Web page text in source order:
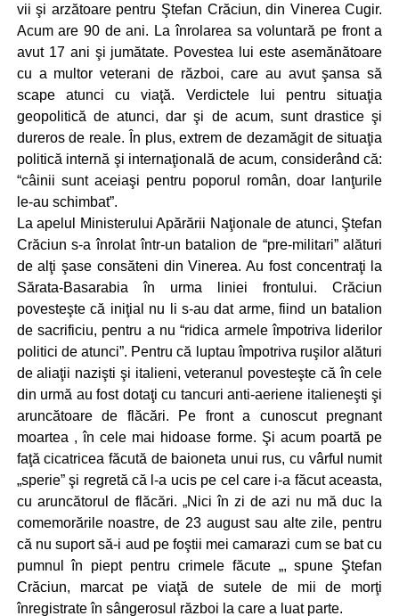
vii şi arzătoare pentru Ştefan Crăciun, din Vinerea Cugir.
Acum are 90 de ani. La înrolarea sa voluntară pe front a
avut 17 ani şi jumătate. Povestea lui este asemănătoare
cu a multor veterani de război, care au avut şansa să
scape atunci cu viaţă. Verdictele lui pentru situaţia
geopolitică de atunci, dar şi de acum, sunt drastice şi
dureros de reale. În plus, extrem de dezamăgit de situaţia
politică internă şi internaţională de acum, considerând că:
“câinii sunt aceiaşi pentru poporul român, doar lanţurile
le-au schimbat”.
La apelul Ministerului Apărării Naţionale de atunci, Ştefan
Crăciun s-a înrolat într-un batalion de “pre-militari” alături
de alţi şase consăteni din Vinerea. Au fost concentraţi la
Sărata-Basarabia în urma liniei frontului. Crăciun
povesteşte că iniţial nu li s-au dat arme, fiind un batalion
de sacrificiu, pentru a nu “ridica armele împotriva liderilor
politici de atunci”. Pentru că luptau împotriva ruşilor alături
de aliaţii nazişti şi italieni, veteranul povesteşte că în cele
din urmă au fost dotaţi cu tancuri anti-aeriene italieneşti şi
aruncătoare de flăcări. Pe front a cunoscut pregnant
moartea , în cele mai hidoase forme. Şi acum poartă pe
faţă cicatricea făcută de baioneta unui rus, cu vârful numit
„sperie” şi regretă că l-a ucis pe cel care i-a făcut aceasta,
cu aruncătorul de flăcări. „Nici în zi de azi nu mă duc la
comemorările noastre, de 23 august sau alte zile, pentru
că nu suport să-i aud pe foştii mei camarazi cum se bat cu
pumnul în piept pentru crimele făcute „, spune Ştefan
Crăciun, marcat pe viaţă de sutele de mii de morţi
înregistrate în sângerosul război la care a luat parte.